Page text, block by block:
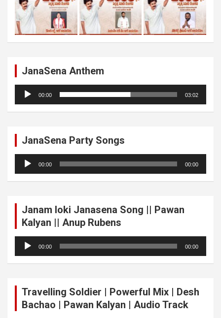
JanaSena Anthem
Audio
Player
00:00 03:02
JanaSena Party Songs
Audio
Player
00:00 00:00
Janam loki Janasena Song || Pawan
Kalyan || Anup Rubens
Audio
Player
00:00 00:00
Travelling Soldier | Powerful Mix | Desh
Bachao | Pawan Kalyan | Audio Track